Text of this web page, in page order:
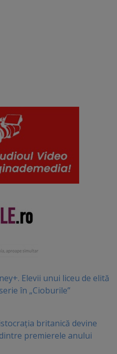
Elevii unui liceu de elită
în „Cioburile”
britanică devine
premierele anului